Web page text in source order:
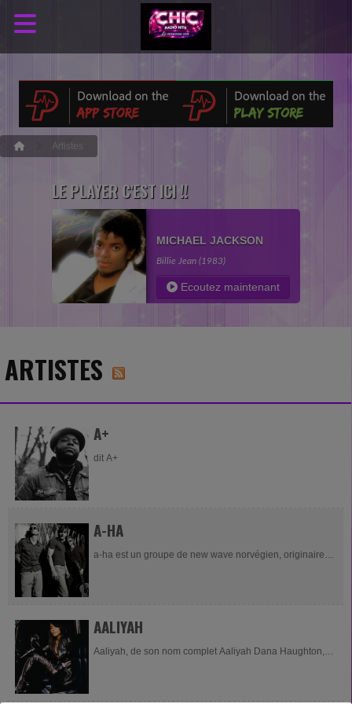
Artistes
LE PLAYER C'EST ICI !!
MICHAEL JACKSON
Billie Jean (1983)
Ecoutez maintenant
ARTISTES
A+
dit A+
A-HA
a-ha est un groupe de new wave norvégien, originaire
AALIYAH
Aaliyah, de son nom complet Aaliyah Dana Haughton,